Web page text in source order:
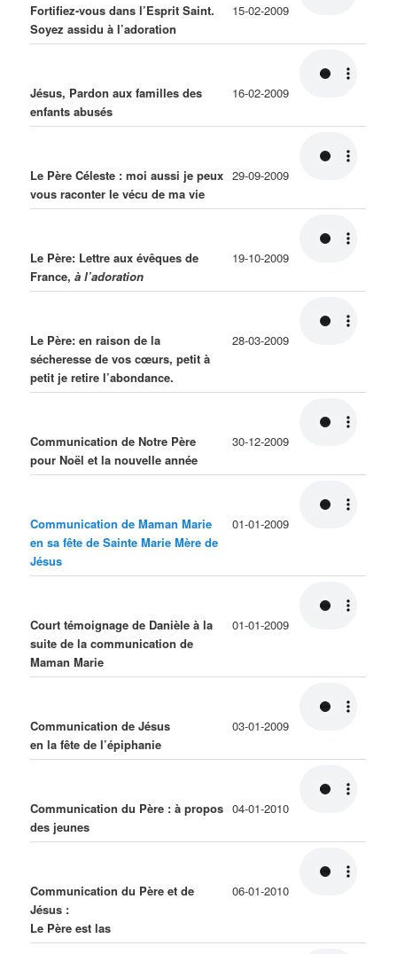
Fortifiez-vous dans l’Esprit Saint.
Soyez assidu à l’adoration
15-02-2009
Jésus, Pardon aux familles des
enfants abusés
16-02-2009
Le Père Céleste : moi aussi je peux
vous raconter le vécu de ma vie
29-09-2009
Le Père: Lettre aux évêques de
France, à l’adoration
19-10-2009
Le Père: en raison de la
sécheresse de vos cœurs, petit à
petit je retire l’abondance.
28-03-2009
Communication de Notre Père
pour Noël et la nouvelle année
30-12-2009
Communication de Maman Marie
en sa fête de Sainte Marie Mère de
Jésus
01-01-2009
Court témoignage de Danièle à la
suite de la communication de
Maman Marie
01-01-2009
Communication de Jésus
en la fête de l’épiphanie
03-01-2009
Communication du Père : à propos
des jeunes
04-01-2010
Communication du Père et de
Jésus :
Le Père est las
06-01-2010